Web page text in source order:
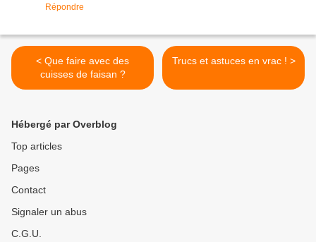
Répondre
< Que faire avec des
cuisses de faisan ?
Trucs et astuces en vrac ! >
Hébergé par Overblog
Top articles
Pages
Contact
Signaler un abus
C.G.U.